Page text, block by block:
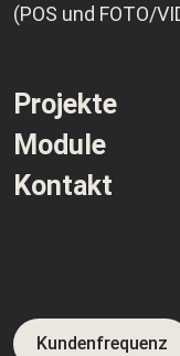
(POS und FOTO/
Projekte
Module
Kontakt
Kundenfrequenz